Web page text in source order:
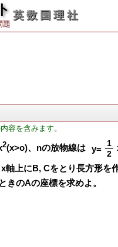
英 数 国 理 社
容を含みます。
2(x>o)、nの放物線は y=
1
2
軸上にB, Cをとり長方形を
きのAの座標を求めよ。